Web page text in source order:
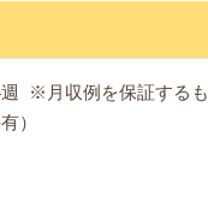
※月収例を保証するも
）